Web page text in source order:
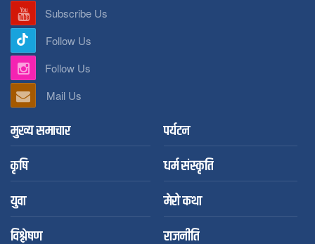
Subscribe Us
Follow Us
Follow Us
Mail Us
मुख्य समाचार
पर्यटन
कृषि
धर्म संस्कृति
युवा
मेरो कथा
विश्लेषण
राजनीति